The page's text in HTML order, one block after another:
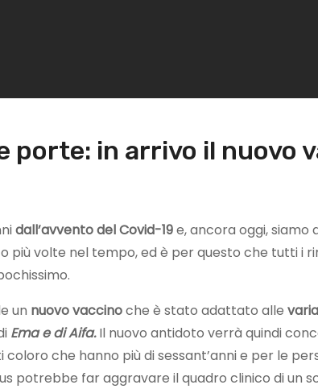
porte: in arrivo il nuovo
dall’avvento del Covid-19e, ancora oggi, siamo
più volte nel tempo, ed è per questo che tutti i
un nuovo vaccinoche è stato adattato alle
Ema e di Aifa.Il nuovo antidoto verrà quindi
che hanno più di sessant’anni e per le
potrebbe far aggravare il quadro clinico di un